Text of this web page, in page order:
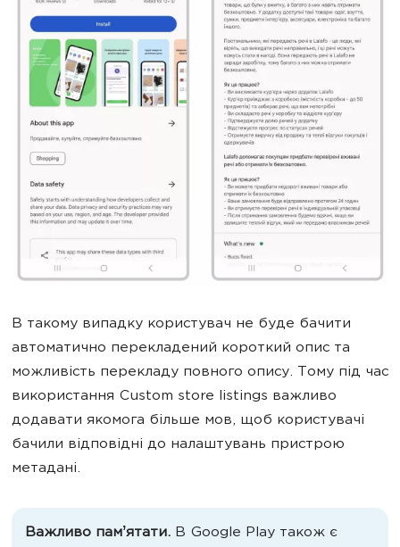
В такому випадку користувач не буде бачити
автоматично перекладений короткий опис та
можливість перекладу повного опису. Тому під час
використання Custom store listings важливо
додавати якомога більше мов, щоб користувачі
бачили відповідні до налаштувань пристрою
метадані.
Важливо памʼятати. В Google Play також є